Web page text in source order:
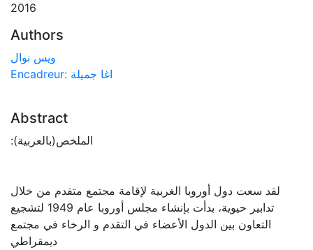
2016
Authors
ويس نوال
Encadreur: اغا جميلة
Abstract
:الملخص(بالعربية)
لقد سعت دول أوروبا الغربية لإقامة مجتمع متقدم من خلال
تدابير حيوية، بدأت بإنشاء مجلس أوروبا عام 1949 لتشجيع
التعاون بين الدول الأعضاء في التقدم و الرخاء في مجتمع
ديمقراطي